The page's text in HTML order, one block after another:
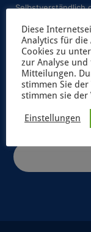
Selbstverständlich
Dritte weiter.
findest
Diese
Analytics für die
Cookies zu
zur Analyse
Mitteilungen.
stimmen Sie
stimmen sie der
Einstellungen